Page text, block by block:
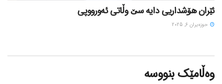
ئێران هۆشداریی دایە سێ وڵاتی ئەورووپی
حوزه‌یران 6, 2025
وەڵامێک بنووسە